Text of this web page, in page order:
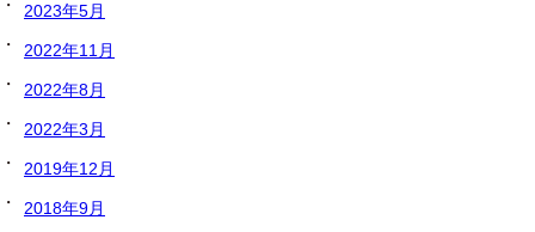
2023年5月
2022年11月
2022年8月
2022年3月
2019年12月
2018年9月